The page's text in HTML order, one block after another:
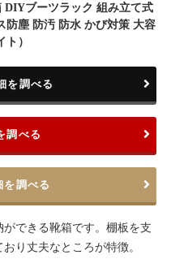
DIYブーツラック 組み立て式
防塵 防汚 防水 かび対策 大容
）
を調べる
調べる
調べる
できる靴箱です。棚板を支
り丈夫なところが特徴。